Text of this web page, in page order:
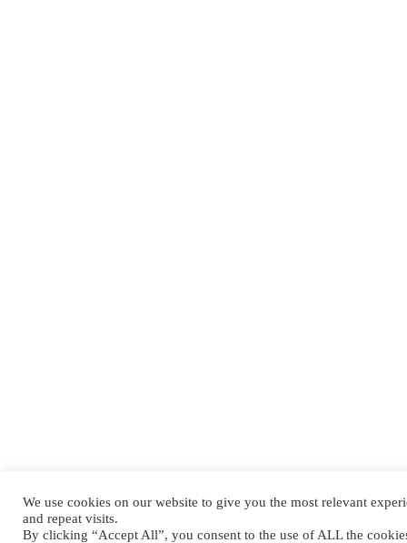
We use cookies on our website to give you the most relevant
and repeat visits.
By clicking “Accept All”, you consent to the use of ALL the